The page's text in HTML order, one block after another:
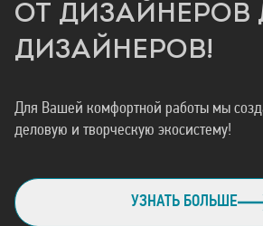
ОТ ДИЗАЙНЕРОВ
ДИЗАЙНЕРОВ!
Для Вашей комфортной работы мы
деловую и творческую экосистему!
УЗНАТЬ БОЛЬШЕ